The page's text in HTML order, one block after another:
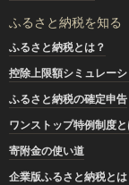
ふるさと納税を知る
ふるさと納税とは？
控除上限額シミュレー
ふるさと納税の確定申告
ワンストップ特例制度と
寄附金の使い道
企業版ふるさと納税とは